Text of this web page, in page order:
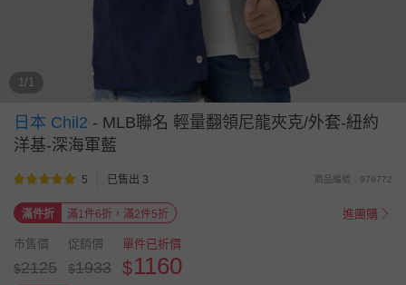
1/1
日本 Chil2 - MLB聯名 輕量翻領尼龍夾克/外套-紐約
洋基-深海軍藍
5 已售出 3 商品編號：979772
滿件折 滿1件6折，滿2件5折 進團購
市售價
$2125
促銷價
$1933
單件已折價
$1160